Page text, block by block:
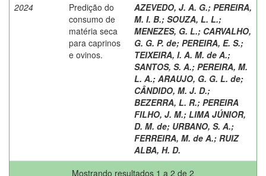
2024
Predição do
consumo de
matéria seca
para caprinos
e ovinos.
AZEVEDO, J. A. G.; PEREIRA,
M. I. B.; SOUZA, L. L.;
MENEZES, G. L.; CARVALHO,
G. G. P. de; PEREIRA, E. S.;
TEIXEIRA, I. A. M. de A.;
SANTOS, S. A.; PEREIRA, M.
L. A.; ARAUJO, G. G. L. de;
CÂNDIDO, M. J. D.;
BEZERRA, L. R.; PEREIRA
FILHO, J. M.; LIMA JÚNIOR,
D. M. de; URBANO, S. A.;
FERREIRA, M. de A.; RUIZ
ALBA, H. D.
Mostrando resultados 1 a 2 de 2